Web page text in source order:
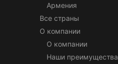
Армения
Все страны
О компании
О компании
Наши преимущества